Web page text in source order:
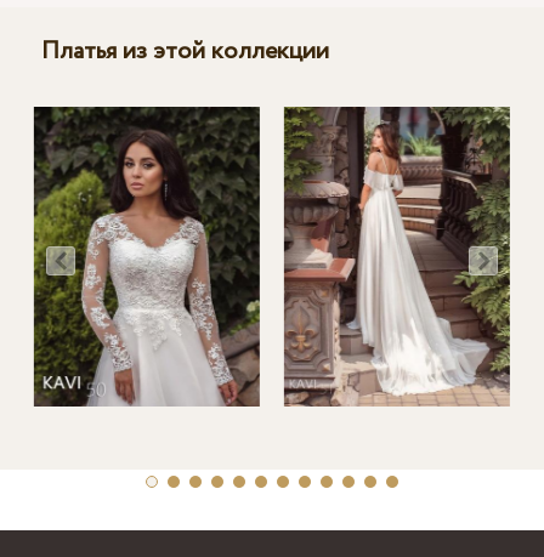
Платья из этой коллекции